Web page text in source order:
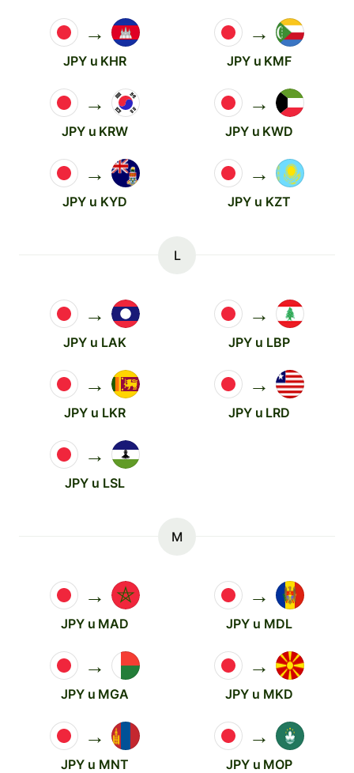
→
JPY u KHR
→
JPY u KMF
→
JPY u KRW
→
JPY u KWD
→
JPY u KYD
→
JPY u KZT
L
→
JPY u LAK
→
JPY u LBP
→
JPY u LKR
→
JPY u LRD
→
JPY u LSL
M
→
JPY u MAD
→
JPY u MDL
→
JPY u MGA
→
JPY u MKD
→
JPY u MNT
→
JPY u MOP